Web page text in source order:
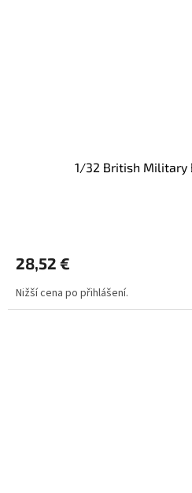
1/32 British Military
28,52 €
Nižší cena po přihlášení.